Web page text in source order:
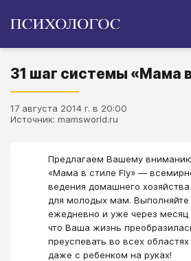
31 шаг системы «Мама
17 августа 2014 г. в 20:00
Источник: mamsworld.ru
Предлагаем Вашему
«Мама в стиле Fly» —
ведения домашнего
для молодых мам.
ежедневно и уже через месяц
что Ваша жизнь
преуспевать во всех
даже с ребенком на руках!